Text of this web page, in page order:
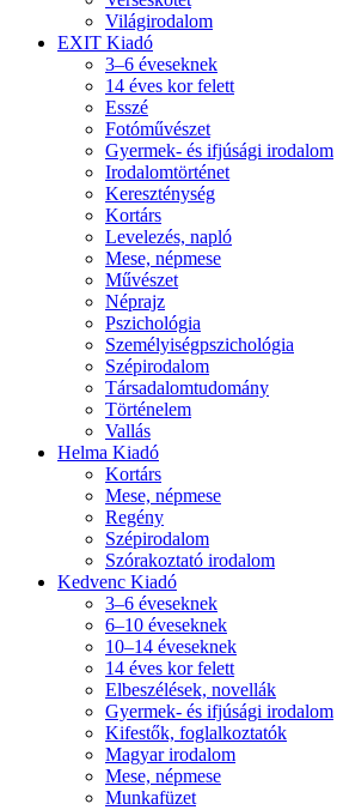
Világirodalom
EXIT Kiadó
3–6 éveseknek
14 éves kor felett
Esszé
Fotóművészet
Gyermek- és ifjúsági irodalom
Irodalomtörténet
Kereszténység
Kortárs
Levelezés, napló
Mese, népmese
Művészet
Néprajz
Pszichológia
Személyiségpszichológia
Szépirodalom
Társadalomtudomány
Történelem
Vallás
Helma Kiadó
Kortárs
Mese, népmese
Regény
Szépirodalom
Szórakoztató irodalom
Kedvenc Kiadó
3–6 éveseknek
6–10 éveseknek
10–14 éveseknek
14 éves kor felett
Elbeszélések, novellák
Gyermek- és ifjúsági irodalom
Kifestők, foglalkoztatók
Magyar irodalom
Mese, népmese
Munkafüzet